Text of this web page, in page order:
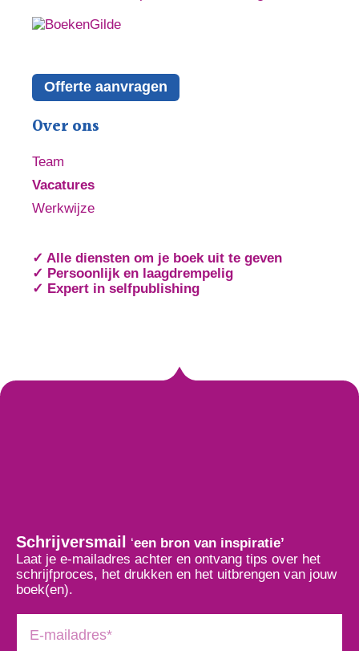
Offerte aanvragen
Over ons
Team
Vacatures
Werkwijze
✓ Alle diensten om je boek uit te geven
✓ Persoonlijk en laagdrempelig
✓ Expert in selfpublishing
Schrijversmail ‘een bron van inspiratie’
Laat je e-mailadres achter en ontvang tips over het
schrijfproces, het drukken en het uitbrengen van jouw
boek(en).